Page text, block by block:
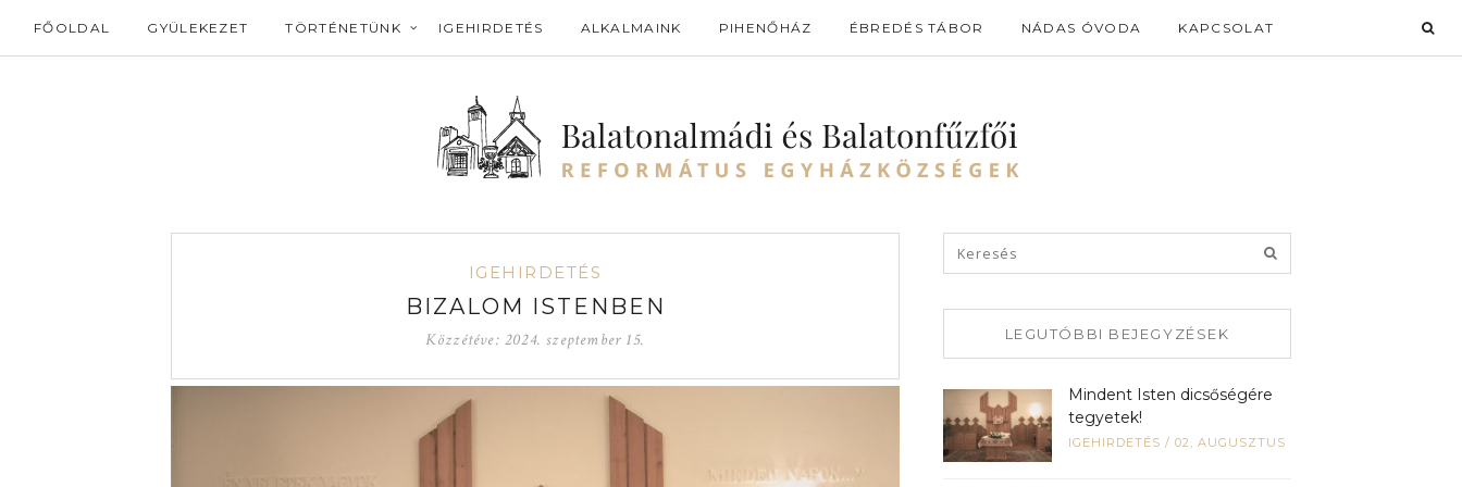
FŐOLDAL GYÜLEKEZET TÖRTÉNETÜNK IGEHIRDETÉS ALKALMAINK PIHENŐHÁZ ÉBREDÉS TÁBOR NÁDAS ÓVODA KAPCSOLAT
IGEHIRDETÉS
BIZALOM ISTENBEN
Közzétéve:2024. szeptember 15. LEGUTÓBBI BEJEGYZÉSEK
Mindent Isten dicsőségére
tegyetek!
IGEHIRDETÉS / 02, AUGUSZTUS